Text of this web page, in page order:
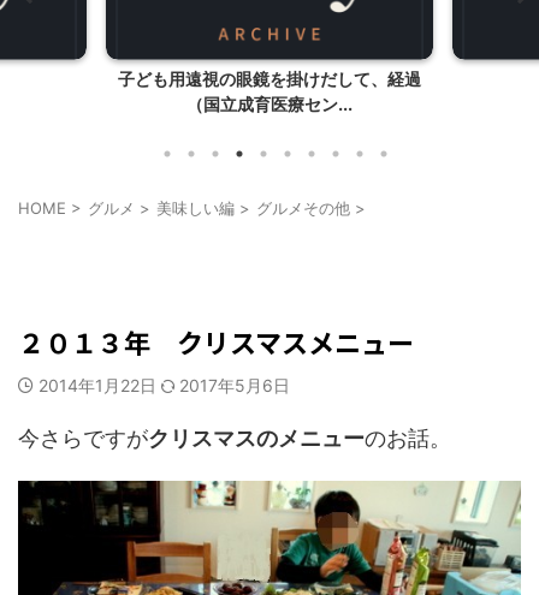
子ども用遠視の眼鏡を掛けだして、経過
（国立成育医療セン...
HOME > グルメ > 美味しい編 > グルメその他 >
２０１３年 クリスマスメニュー
2014年1月22日 2017年5月6日
今さらですがクリスマスのメニューのお話。